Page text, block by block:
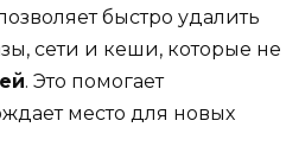
быстро удалить
сети и кеши, которые не
. Это помогает
место для новых